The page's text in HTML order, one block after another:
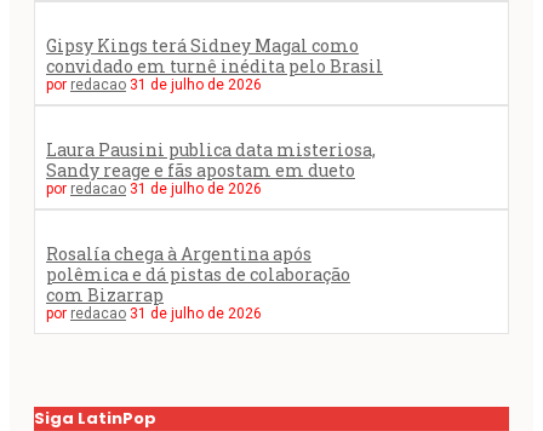
Gipsy Kings terá Sidney Magal como
convidado em turnê inédita pelo Brasil
por redacao 31 de julho de 2026
Laura Pausini publica data misteriosa,
Sandy reage e fãs apostam em dueto
por redacao 31 de julho de 2026
Rosalía chega à Argentina após
polêmica e dá pistas de colaboração
com Bizarrap
por redacao 31 de julho de 2026
Siga LatinPop